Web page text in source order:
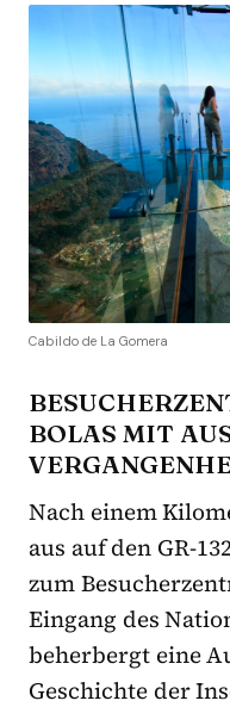
Cabildo de La Gomera
BOLAS MIT
Nach einem
aus auf den GR-
zum
Eingang des
beherbergt eine
Geschichte der